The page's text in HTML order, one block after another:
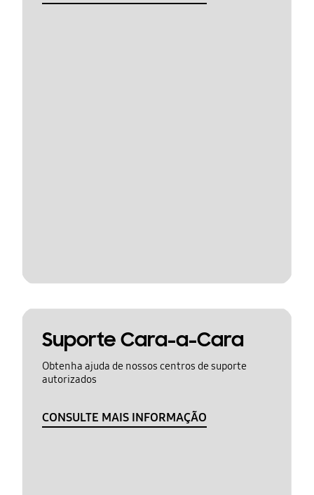
Suporte Cara-a-Cara
Obtenha ajuda de nossos centros de suporte
autorizados
CONSULTE MAIS INFORMAÇÃO